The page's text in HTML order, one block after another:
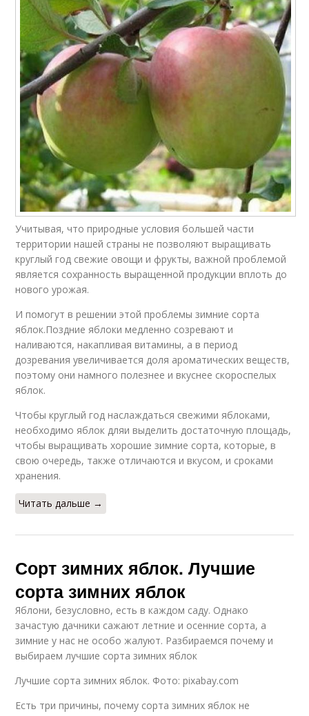
Учитывая, что природные условия большей части
территории нашей страны не позволяют выращивать
круглый год свежие овощи и фрукты, важной проблемой
является сохранность выращенной продукции вплоть до
нового урожая.
И помогут в решении этой проблемы зимние сорта
яблок.Поздние яблоки медленно созревают и
наливаются, накапливая витамины, а в период
дозревания увеличивается доля ароматических веществ,
поэтому они намного полезнее и вкуснее скороспелых
яблок.
Чтобы круглый год наслаждаться свежими яблоками,
необходимо яблок дляи выделить достаточную площадь,
чтобы выращивать хорошие зимние сорта, которые, в
свою очередь, также отличаются и вкусом, и сроками
хранения.
Читать дальше →
Сорт зимних яблок. Лучшие
сорта зимних яблок
Яблони, безусловно, есть в каждом саду. Однако
зачастую дачники сажают летние и осенние сорта, а
зимние у нас не особо жалуют. Разбираемся почему и
выбираем лучшие сорта зимних яблок
Лучшие сорта зимних яблок. Фото: pixabay.com
Есть три причины, почему сорта зимних яблок не